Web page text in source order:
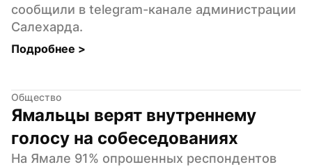
сообщили в telegram-канале администрации
Салехарда.
Подробнее >
Общество
Ямальцы верят внутреннему
голосу на собеседованиях
На Ямале 91% опрошенных респондентов